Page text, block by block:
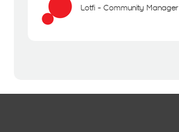
Lotfi - Community Manager